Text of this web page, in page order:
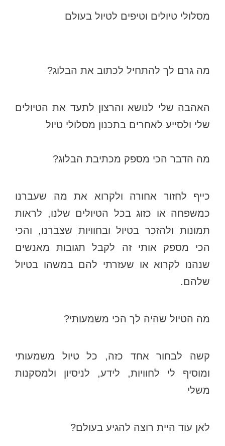
מסלולי טיולים וטיפים לטיול בעולם
מה גרם לך להתחיל לכתוב את הבלוג?
האהבה שלי לנושא והרצון לתעד את הטיולים
שלי ולסייע לאחרים בתכנון מסלולי טיול
מה הדבר הכי מספק מכתיבת הבלוג?
כייף לחזור אחורה ולקרוא את מה שעברנו
כמשפחה או כזוג בכל הטיולים שלנו, לראות
תמונות ולהזכר בטיול ובחוויות שצברנו, והכי
הכי מספק אותי זה לקבל תגובות מאנשים
שנהנו לקרוא או שעזרתי להם במשהו בטיול
שלהם.
מה הטיול שהיה לך הכי משמעותי?
קשה לבחור אחד כזה, כל טיול משמעותי
ומוסיף לי לחוויות, לידע, לניסיון ולמסקנות
משלי
לאן עוד היית רוצה להגיע בעולם?